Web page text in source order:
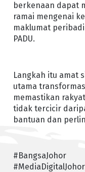
berkenaan dapat
ramai mengenai
maklumat
PADU.
Langkah itu amat
utama
memastikan
tidak tercicir
bantuan dan
#BangsaJohor
#MediaDigitalJohor